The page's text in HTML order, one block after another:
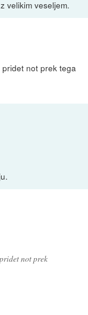
velikim veseljem.
not prek tega
not prek